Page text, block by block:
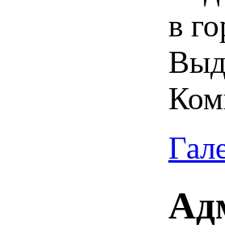
в